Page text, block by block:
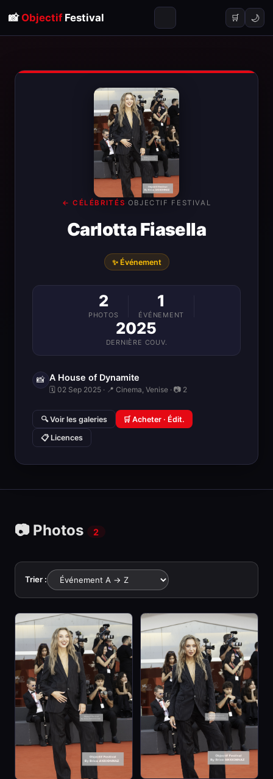
📸 ObjectifFestival 🛒 🌙
← CÉLÉBRITÉS· OBJECTIF FESTIVAL
Carlotta Fiasella
✨ Événement
2
PHOTOS
1
ÉVÉNEMENT
2025
DERNIÈRE COUV.
📸 A House of Dynamite
🗓 02 Sep 2025 · 📍 Cinema, Venise · 📷 2
🔍 Voir les galeries 🛒 Acheter · Édit.
📋 Licences
📷 Photos 2
Trier :